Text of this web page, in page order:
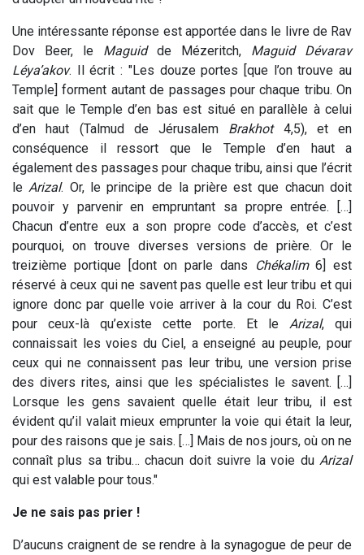
Une intéressante réponse est apportée dans le livre de Rav
Dov Beer, le Maguid de Mézeritch, Maguid Dévarav
Léya’akov. Il écrit : "Les douze portes [que l’on trouve au
Temple] forment autant de passages pour chaque tribu. On
sait que le Temple d’en bas est situé en parallèle à celui
d’en haut (Talmud de Jérusalem Brakhot 4,5), et en
conséquence il ressort que le Temple d’en haut a
également des passages pour chaque tribu, ainsi que l’écrit
leArizal. Or, le principe de la prière est que chacun doit
pouvoir y parvenir en empruntant sa propre entrée. […]
Chacun d’entre eux a son propre code d’accès, et c’est
pourquoi, on trouve diverses versions de prière. Or le
treizième portique [dont on parle dans
Chékalim6] est
réservé à ceux qui ne savent pas quelle est leur tribu et qui
ignore donc par quelle voie arriver à la cour du Roi. C’est
pour ceux-là qu’existe cette porte. Et le Arizal, qui
connaissait les voies du Ciel, a enseigné au peuple, pour
ceux qui ne connaissent pas leur tribu, une version prise
des divers rites, ainsi que les spécialistes le savent. […]
Lorsque les gens savaient quelle était leur tribu, il est
évident qu’il valait mieux emprunter la voie qui était la leur,
pour des raisons que je sais. […] Mais de nos jours, où on ne
connaît plus sa tribu… chacun doit suivre la voie du Arizal
qui est valable pour tous."
Je ne sais pas prier !
D’aucuns craignent de se rendre à la synagogue de peur de